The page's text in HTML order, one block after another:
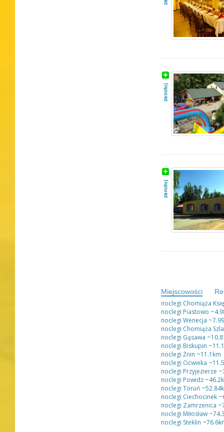
Miejscowości
noclegi Chomiąża
noclegi Piastowo
noclegi Wenecja
noclegi Chomiąża
noclegi Gąsawa
noclegi Biskupin
noclegi Żnin ~11.1km
noclegi Oćwieka
noclegi Przyjezierze
noclegi Powidz
noclegi Toruń
noclegi Ciechocinek
noclegi Zamrzenica
noclegi Miłosław
noclegi Steklin